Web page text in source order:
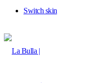
Switch skin